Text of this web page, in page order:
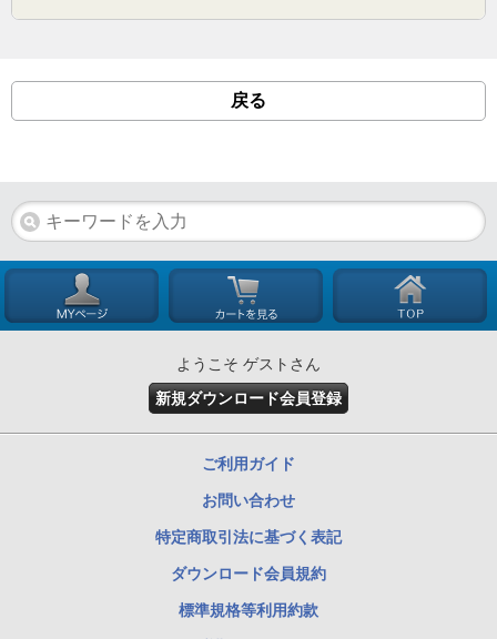
戻る
ようこそ ゲストさん
新規ダウンロード会員登録
ご利用ガイド
お問い合わせ
特定商取引法に基づく表記
ダウンロード会員規約
標準規格等利用約款